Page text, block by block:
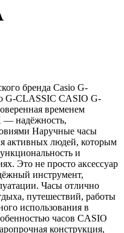
бренда Casio G-
G-CLASSIC CASIO G-
временем
— надёжность,
Наручные часы
активных людей, которым
и
Это не просто аксессуар
инструмент,
Часы отлично
путешествий, работы
использования в
часов CASIO
конструкция,